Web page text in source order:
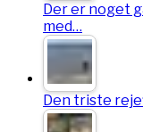
Der er noget
med…
Den triste